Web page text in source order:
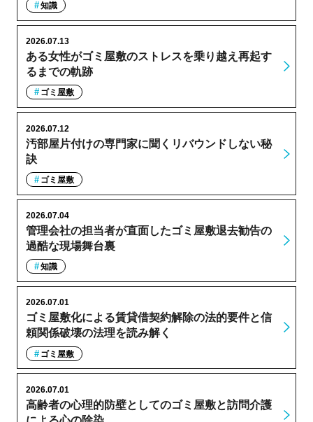
知識
ある女性がゴミ屋敷のストレスを乗り越え再起す
るまでの軌跡
2026.07.13
ゴミ屋敷
汚部屋片付けの専門家に聞くリバウンドしない秘
訣
2026.07.12
ゴミ屋敷
管理会社の担当者が直面したゴミ屋敷退去勧告の
過酷な現場舞台裏
2026.07.04
知識
ゴミ屋敷化による賃貸借契約解除の法的要件と信
頼関係破壊の法理を読み解く
2026.07.01
ゴミ屋敷
高齢者の心理的防壁としてのゴミ屋敷と訪問介護
2026.07.01